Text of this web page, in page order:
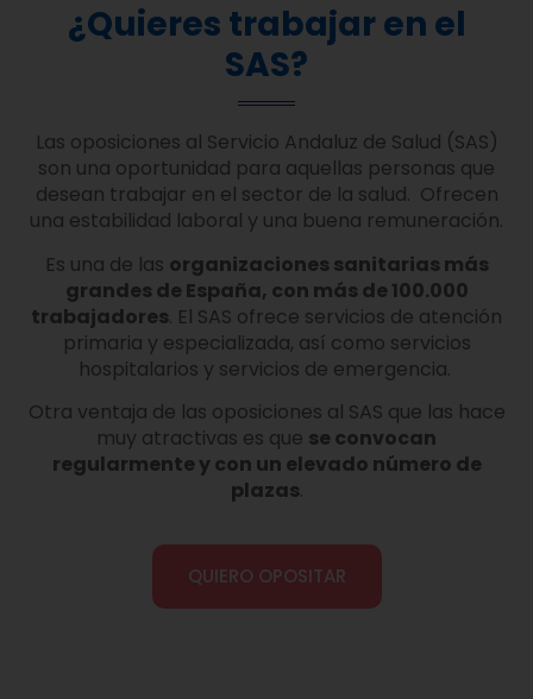
¿Quieres trabajar en el
SAS?
Las oposiciones al Servicio Andaluz de Salud (SAS)
son una oportunidad para aquellas personas que
desean trabajar en el sector de la salud. Ofrecen
una estabilidad laboral y una buena remuneración.
Es una de las organizaciones sanitarias más
grandes de España, con más de 100.000
trabajadores. El SAS ofrece servicios de atención
primaria y especializada, así como servicios
hospitalarios y servicios de emergencia.
Otra ventaja de las oposiciones al SAS que las hace
muy atractivas es que se convocan
regularmente y con un elevado número de
plazas.
QUIERO OPOSITAR